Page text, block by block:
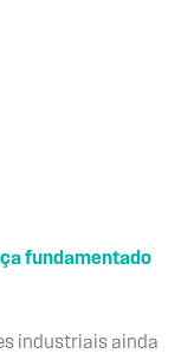
fundamentado
industriais ainda